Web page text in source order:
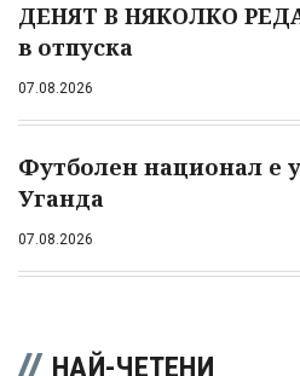
ДЕНЯТ В НЯКОЛКО
в отпуска
07.08.2026
Футболен национал е
Уганда
07.08.2026
НАЙ-ЧЕТЕНИ